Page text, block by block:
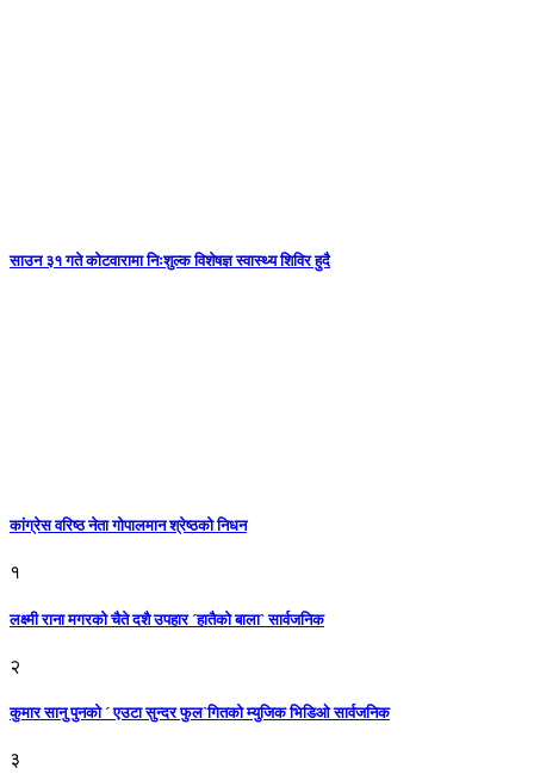
साउन ३१ गते कोटवारामा निःशुल्क विशेषज्ञ स्वास्थ्य शिविर हुदै
कांग्रेस वरिष्ठ नेता गोपालमान श्रेष्ठको निधन
१
लक्ष्मी राना मगरको चैते दशै उपहार ´हातैको बाला` सार्वजनिक
२
कुमार सानु पुनको ´ एउटा सुन्दर फुल`गितको म्युजिक भिडिओ सार्वजनिक
३